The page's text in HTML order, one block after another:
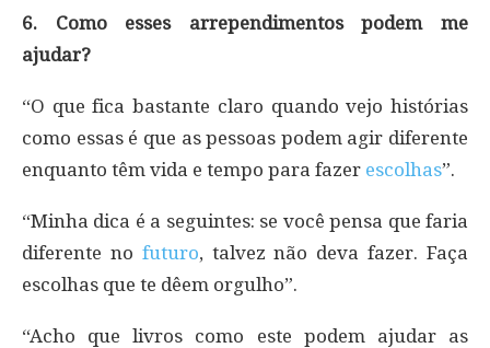
6. Como esses arrependimentos podem me
ajudar?
“O que fica bastante claro quando vejo histórias
como essas é que as pessoas podem agir diferente
enquanto têm vida e tempo para fazer escolhas”.
“Minha dica é a seguintes: se você pensa que faria
diferente no futuro, talvez não deva fazer. Faça
escolhas que te dêem orgulho”.
“Acho que livros como este podem ajudar as